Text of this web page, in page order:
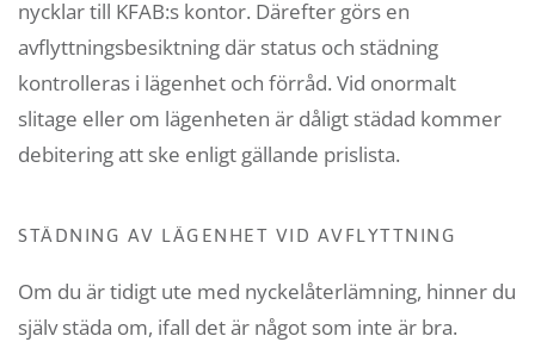
nycklar till KFAB:s kontor. Därefter görs en
avflyttningsbesiktning där status och städning
kontrolleras i lägenhet och förråd. Vid onormalt
slitage eller om lägenheten är dåligt städad kommer
debitering att ske enligt gällande prislista.
STÄDNING AV LÄGENHET VID AVFLYTTNING
Om du är tidigt ute med nyckelåterlämning, hinner du
själv städa om, ifall det är något som inte är bra.